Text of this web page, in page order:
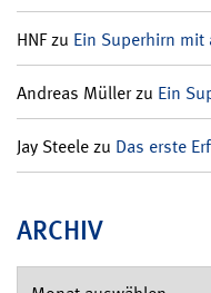
HNFzu Ein Superhirn mit
Andreas Müllerzu Ein
Jay Steelezu Das erste
ARCHIV